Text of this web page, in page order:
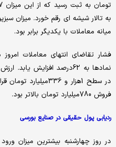
به تالار شیشه ای رقم خورد. میزان
میانه معاملات با یکدیگر برابر بود.
فشار تقاضای انتهای معاملات
نمادها به 62درصد افزایش
در سطح 1هزار و
فروش 780میلیارد تومان بالاتر بود.
ردیابی پول حقیقی در صنایع بورسی
در روز چهارشنبه بیشترین میزان